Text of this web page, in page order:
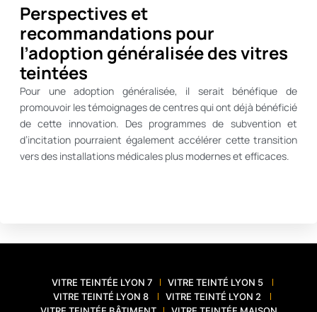
Perspectives et
recommandations pour
l’adoption généralisée des vitres
teintées
Pour une adoption généralisée, il serait bénéfique de
promouvoir les témoignages de centres qui ont déjà bénéficié
de cette innovation. Des programmes de subvention et
d’incitation pourraient également accélérer cette transition
vers des installations médicales plus modernes et efficaces.
VITRE TEINTÉE LYON 7
VITRE TEINTÉ LYON 5
VITRE TEINTÉ LYON 8
VITRE TEINTÉ LYON 2